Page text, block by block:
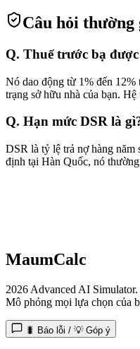
Câu hỏi thường
Q. Thuế trước bạ
Nó dao động từ 1% đến 12%
trạng sở hữu nhà của bạn.
Q. Hạn mức DSR là
DSR là tỷ lệ trả nợ hàng năm
định tại Hàn Quốc, nó
MaumCalc
2026 Advanced AI Simulator.
Mô phỏng mọi lựa chọn của
🐛 Báo lỗi / 💡 Góp ý